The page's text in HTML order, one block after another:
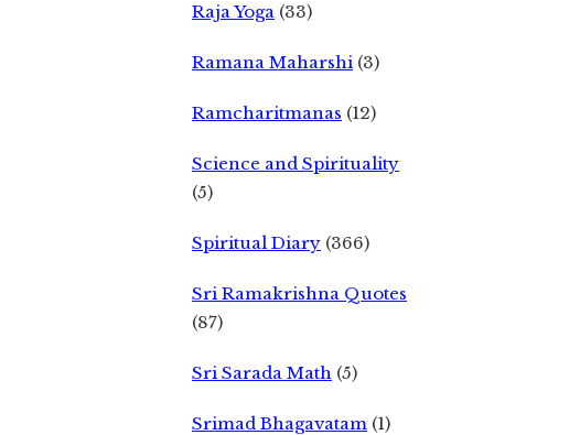
Raja Yoga (33)
Ramana Maharshi (3)
Ramcharitmanas (12)
Science and Spirituality
(5)
Spiritual Diary (366)
Sri Ramakrishna Quotes
(87)
Sri Sarada Math (5)
Srimad Bhagavatam (1)